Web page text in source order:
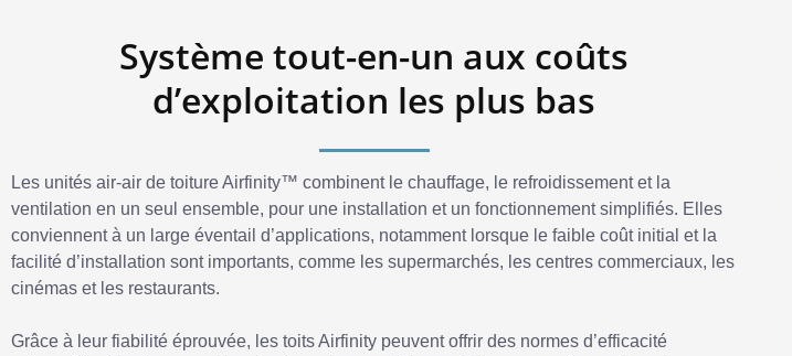
Système tout-en-un aux coûts
d’exploitation les plus bas
Les unités air-air de toiture Airfinity™ combinent le chauffage, le refroidissement et la
ventilation en un seul ensemble, pour une installation et un fonctionnement simplifiés. Elles
conviennent à un large éventail d’applications, notamment lorsque le faible coût initial et la
facilité d’installation sont importants, comme les supermarchés, les centres commerciaux, les
cinémas et les restaurants.
Grâce à leur fiabilité éprouvée, les toits Airfinity peuvent offrir des normes d’efficacité